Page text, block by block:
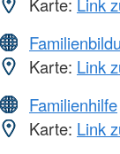
Karte: Link
Karte: Link
Familienhilfe
Karte: Link